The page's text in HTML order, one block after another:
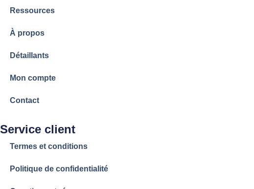
Ressources
À propos
Détaillants
Mon compte
Contact
Service client
Termes et conditions
Politique de confidentialité